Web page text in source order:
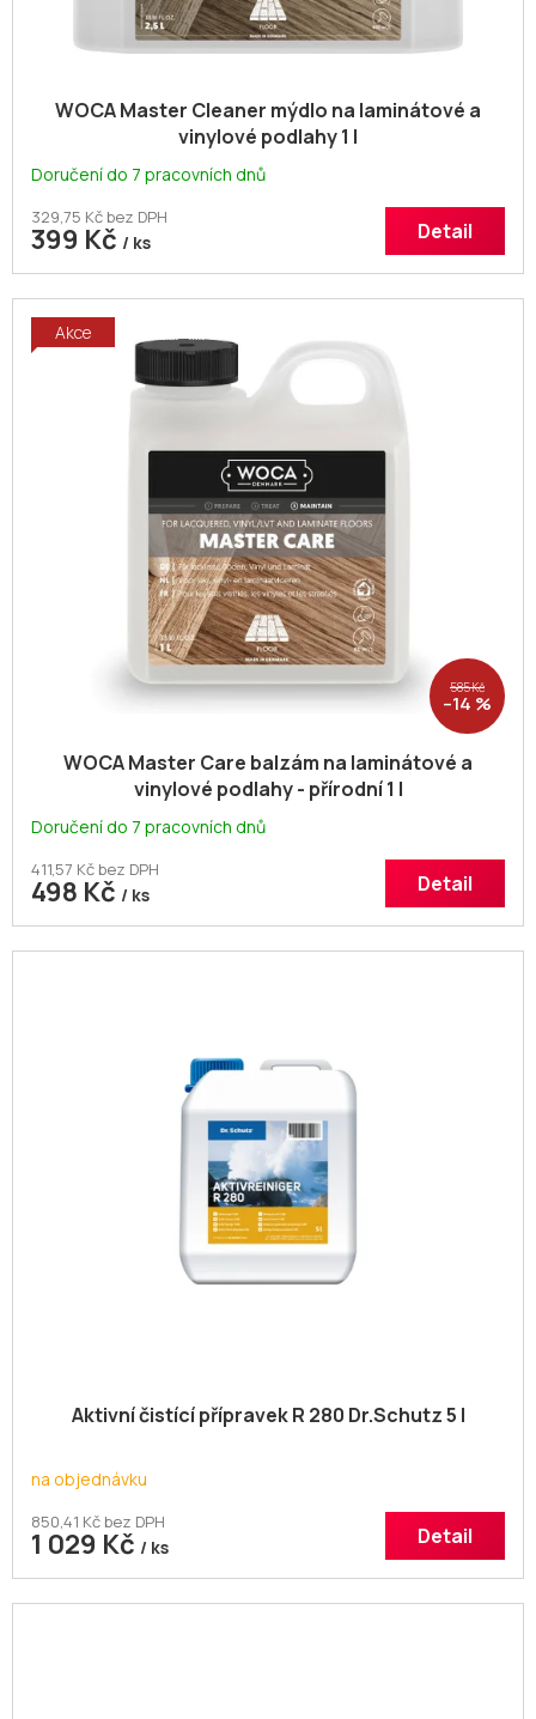
WOCA Master Cleaner mýdlo na laminátové a
vinylové podlahy 1 l
Doručení do 7 pracovních dnů
329,75 Kč bez DPH
399 Kč / ks Detail
Akce
585 Kč
–14 %
WOCA Master Care balzám na laminátové a
vinylové podlahy - přírodní 1 l
Doručení do 7 pracovních dnů
411,57 Kč bez DPH
498 Kč / ks Detail
Aktivní čistící přípravek R 280 Dr.Schutz 5 l
na objednávku
850,41 Kč bez DPH
1 029 Kč / ks Detail